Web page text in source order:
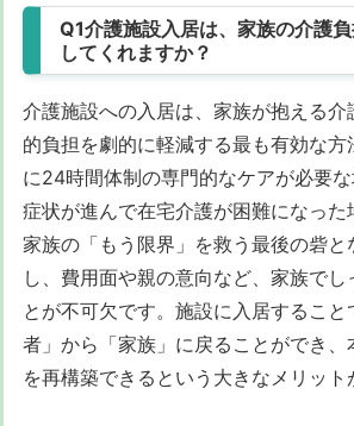
Q1介護施設入居は、家族の介護
してくれますか？
介護施設への入居は、家族が抱える介
的負担を劇的に軽減する最も有効な
に24時間体制の専門的なケアが必要
症状が進んで在宅介護が困難になった
家族の「もう限界」を救う最後の砦と
し、費用面や親の意向など、家族でし
とが不可欠です。施設に入居するこ
者」から「家族」に戻ることができ
を再構築できるという大きなメリット